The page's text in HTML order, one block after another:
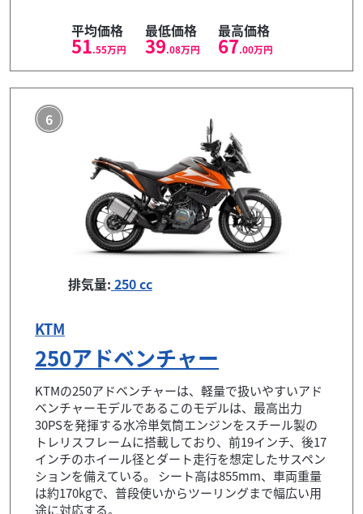
平均価格
51.55万円
最低価格
39.08万円
最高価格
67.00万円
6
排気量: 250 cc
KTM
250アドベンチャー
KTMの250アドベンチャーは、軽量で扱いやすいアド
ベンチャーモデルであるこのモデルは、最高出力
30PSを発揮する水冷単気筒エンジンをスチール製の
トレリスフレームに搭載しており、前19インチ、後17
インチのホイール径とダート走行を想定したサスペン
ションを備えている。 シート高は855mm、車両重量
は約170kgで、普段使いからツーリングまで幅広い用
途に対応する。